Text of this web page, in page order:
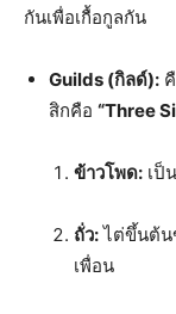
กันเพื่อเกื้อกูลกัน
Guilds (กิลด์):
สิกคือ “Three
ข้าวโพด: เป็
ถั่ว:ไต่ขึ้นต้น
เพื่อน